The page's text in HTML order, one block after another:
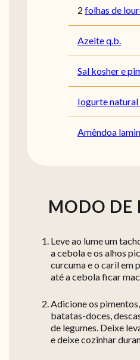
2 folhas de
Azeite q.b.
Sal kosher e
Iogurte
Amêndoa
MODO DE
Leve ao lume um
a cebola e os alhos
curcuma e o caril em
até a cebola ficar
Adicione os
batatas-doces,
de legumes. Deixe
e deixe cozinhar